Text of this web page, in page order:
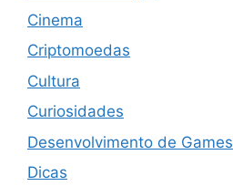
Cinema
Criptomoedas
Cultura
Curiosidades
Desenvolvimento de Games
Dicas